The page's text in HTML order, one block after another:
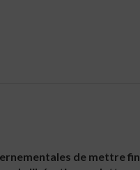
de mettre fin